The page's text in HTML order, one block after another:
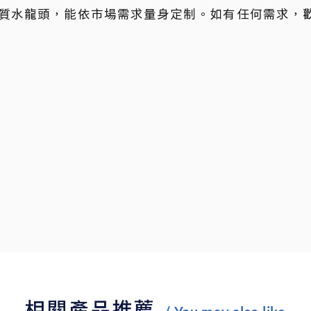
水龍頭，能依市場需求量身定制。如有任何需求，